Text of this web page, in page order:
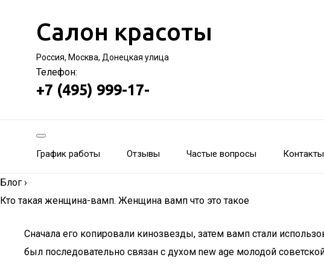
Салон красоты
Россия, Москва, Донецкая улица
Телефон:
+7 (495) 999-17-
График работы Отзывы Частые вопросы Контакты
Блог ›
Кто такая женщина-вамп. Женщина вамп что это такое
Сначала его копировали кинозвезды, затем вамп стали
был последовательно связан с духом new age молодой